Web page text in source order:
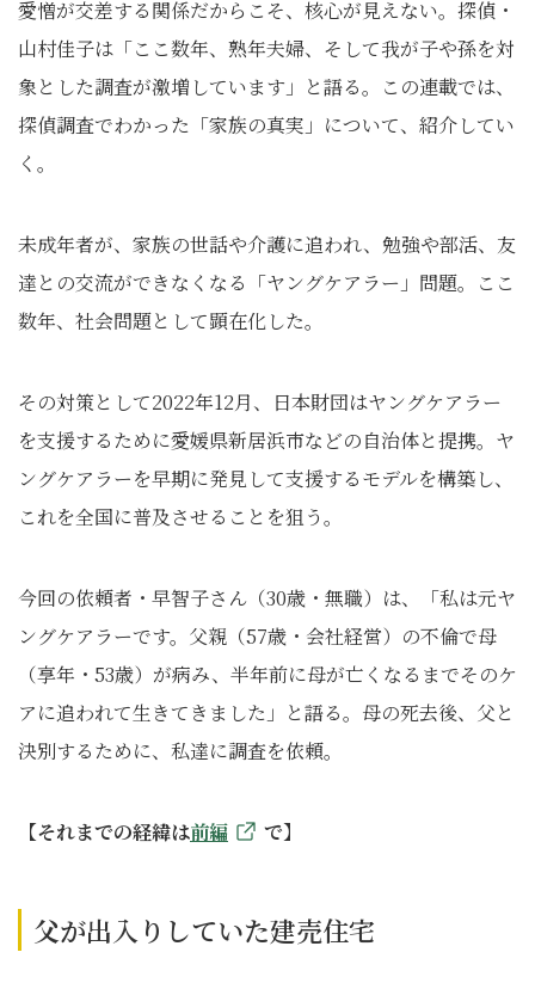
愛憎が交差する関係だからこそ、核心が見えない。探偵・
山村佳子は「ここ数年、熟年夫婦、そして我が子や孫を対
象とした調査が激増しています」と語る。この連載では、
探偵調査でわかった「家族の真実」について、紹介してい
く。
未成年者が、家族の世話や介護に追われ、勉強や部活、友
達との交流ができなくなる「ヤングケアラー」問題。ここ
数年、社会問題として顕在化した。
その対策として2022年12月、日本財団はヤングケアラー
を支援するために愛媛県新居浜市などの自治体と提携。ヤ
ングケアラーを早期に発見して支援するモデルを構築し、
これを全国に普及させることを狙う。
今回の依頼者・早智子さん（30歳・無職）は、「私は元ヤ
ングケアラーです。父親（57歳・会社経営）の不倫で母
（享年・53歳）が病み、半年前に母が亡くなるまでそのケ
アに追われて生きてきました」と語る。母の死去後、父と
決別するために、私達に調査を依頼。
【それまでの経緯は前編 で】
父が出入りしていた建売住宅